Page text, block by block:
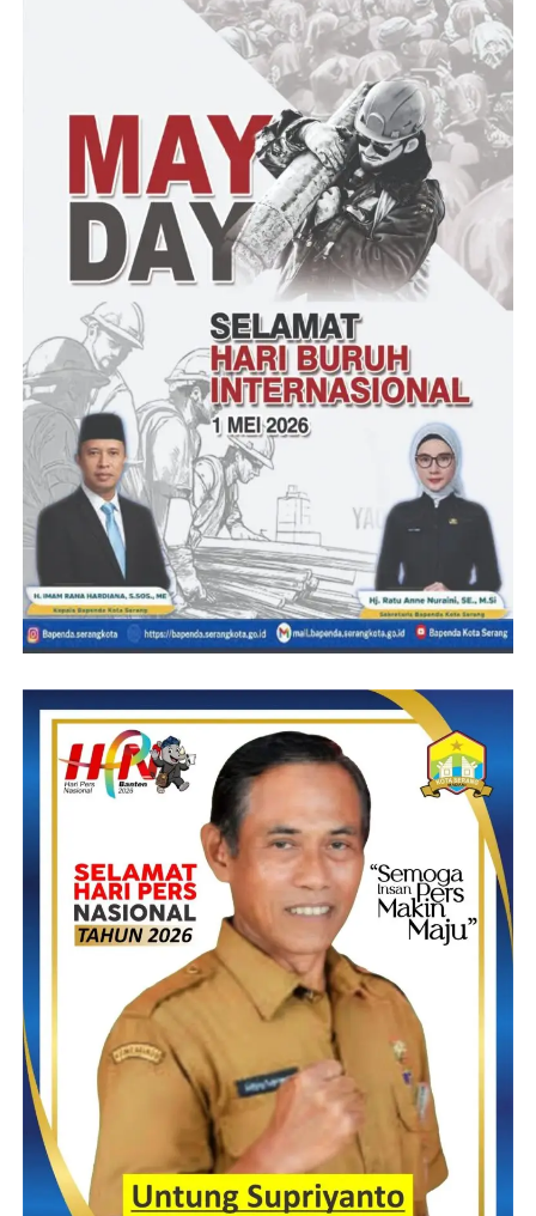
dan negara kita.insya Allah Anak-anak kita berpendidikan
dengan baik disertai juga mempunyai potensi yang baik berguna
Ia juga menghimbau agar warga masyarakat berhati hati dan
selalu waspada, karena memang tahun ini musim hujan cukup
panjang sehingga curah hujan pun semakin tinggi.
Lanjut Bupati” Saat ini ditanggamus juga kita liat beberapa
wilayah di Kabupaten Tanggamus juga mengalami bencana
longsor ataupun banjir, saat ini juga ada beberapa dikecamata
yang sudah dilaporkan dengan kami.
Dan ia juga berharap kepada warga masyarakat Tanggamus
terutama bagi mereka yang berdomisili ditempat tempat yang
rawan, pihak Pekon juga bekerja sama dengan pihak Kecamatan
menyisir, mengawasi keadaan masyarakat, kemudian juga tak
lupa tolong diawasi untuk aliran-aliran sungai mana yang sudah
sangat menghawatirkan jika curah hujan semakin tinggi dengan
air membengkak sehingga menimbulkan sungai meluap sehingga
menjadi banjir lalu menggenangi persawahan ataupun memasuki
pemukiman rumah-rumah warga dan juga mari kita bersama-
sama menjaga memelihara saluran air sungai kemudian juga
Matrial-matrial, Sampah-sampah yang bisa membuat
tersumbatnya saluran air sungai kita harus hentikan buanglah
sampah pada tempatnya, karena tidak menutupi kemungkinan
besar itu salah satunya penyebab saluran air sungai tertutup
sampah sehingga air sungai menggenangi pemukiman warga
bahkan bisa menimbulkan bahaya bagi warga kita,”
Muhizar Kepala Pekon Badak dalam sambutan nya, bahwa ia
sangat berterima kasih terutama kepada pimpinan MTs An Nazar